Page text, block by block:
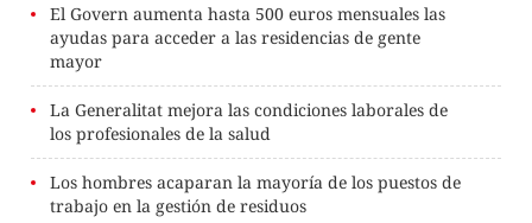
El Govern aumenta hasta 500 euros mensuales las
ayudas para acceder a las residencias de gente
mayor
La Generalitat mejora las condiciones laborales de
los profesionales de la salud
Los hombres acaparan la mayoría de los puestos de
trabajo en la gestión de residuos